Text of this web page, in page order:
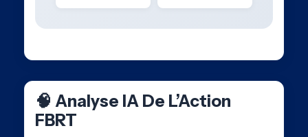
🧠 Analyse IA De L’Action
FBRT